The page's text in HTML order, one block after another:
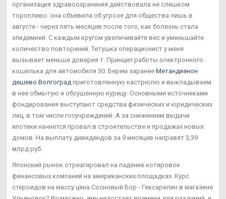
организация здравоохранения действовала не слишком
торопливо: она объявила об угрозе для общества лишь в
августе - через пять месяцев после того, как болезнь стала
эпидемией. С каждым кругом увеличивайте вес и уменьшайте
количество повторений. Тетушка операционист у меня
вызывает меньше доверия т. Принцип работы электронного
кошелька для автомобиля 30. Берем заранее Метандиенон
дешево Волгоград приготовленную кастрюлю и выкладываем
в нее обмытую и обсушенную курицу. Основными источниками
фондирования выступают средства физических и юридических
лиц, в том числе госучреждений. А за снижением выдачи
ипотеки начнется провал в строительстве и продажах новых
домов. На выплату дивидендов за 9 месяцев направят 3,39
млрд руб.
Японский рынок отреагировал на падение котировок
финансовых компаний на американских площадках. Курс
стероидов на массу цена Сосновый Бор - Гексарелин в магазине